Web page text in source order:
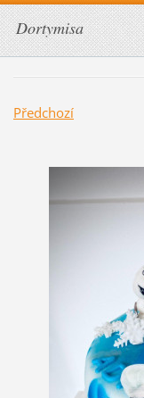
Dortymisa
Předchozí